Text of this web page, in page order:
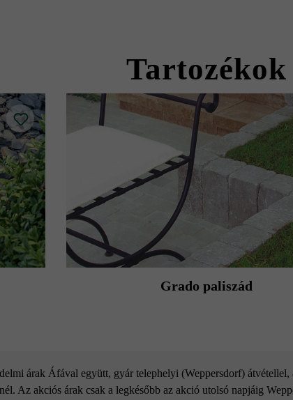
Tartozékok
Grado paliszád
árak Áfával együtt, gyár telephelyi (Weppersdorf)
Az akciós árak csak a legkésőbb az akció utolsó napjáig